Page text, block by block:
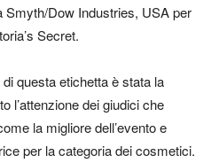
Dow Industries, USA per
Secret.
questa etichetta è stata la
l’attenzione dei giudici che
la migliore dell’evento e
per la categoria dei cosmetici.